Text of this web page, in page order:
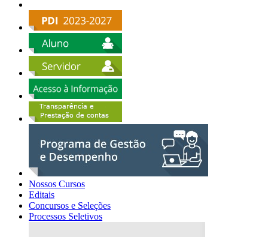
Nossos Cursos
Editais
Concursos e Seleções
Processos Seletivos